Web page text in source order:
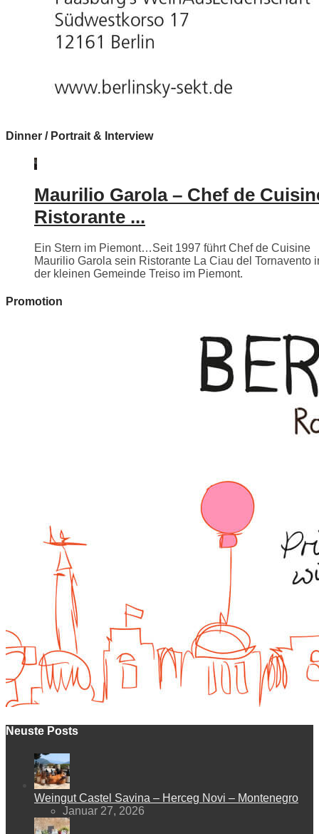
Dinner / Portrait & Interview
Maurilio Garola – Chef de
Ristorante ...
Ein Stern im Piemont…Seit 1997 führt Chef de Cuisine
Maurilio Garola sein Ristorante La Ciau del Tornavento
der kleinen Gemeinde Treiso im Piemont.
Promotion
Neuste Posts
Weingut Castel Savina – Herceg Novi – Montenegro
Januar 27, 2026